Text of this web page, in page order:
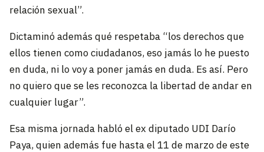
relación sexual”.
Dictaminó además qué respetaba “los derechos que
ellos tienen como ciudadanos, eso jamás lo he puesto
en duda, ni lo voy a poner jamás en duda. Es así. Pero
no quiero que se les reconozca la libertad de andar en
cualquier lugar”.
Esa misma jornada habló el ex diputado UDI Darío
Paya, quien además fue hasta el 11 de marzo de este